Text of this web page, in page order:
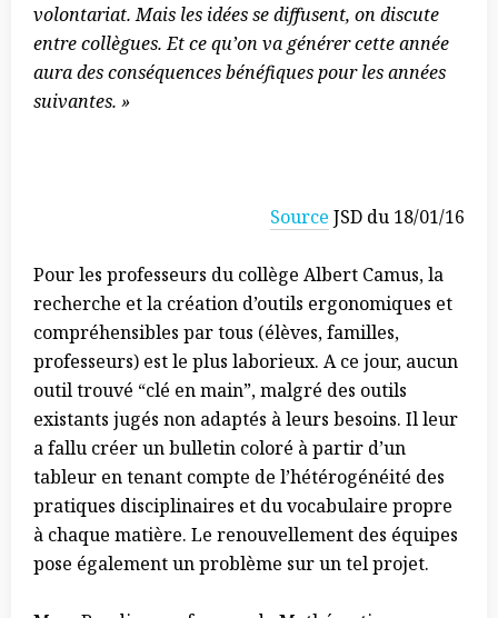
volontariat. Mais les idées se diffusent, on discute
entre collègues. Et ce qu’on va générer cette année
aura des conséquences bénéfiques pour les années
suivantes. »
Source JSD du 18/01/16
Pour les professeurs du collège Albert Camus, la
recherche et la création d’outils ergonomiques et
compréhensibles par tous (élèves, familles,
professeurs) est le plus laborieux. A ce jour, aucun
outil trouvé “clé en main”, malgré des outils
existants jugés non adaptés à leurs besoins. Il leur
a fallu créer un bulletin coloré à partir d’un
tableur en tenant compte de l’hétérogénéité des
pratiques disciplinaires et du vocabulaire propre
à chaque matière. Le renouvellement des équipes
pose également un problème sur un tel projet.